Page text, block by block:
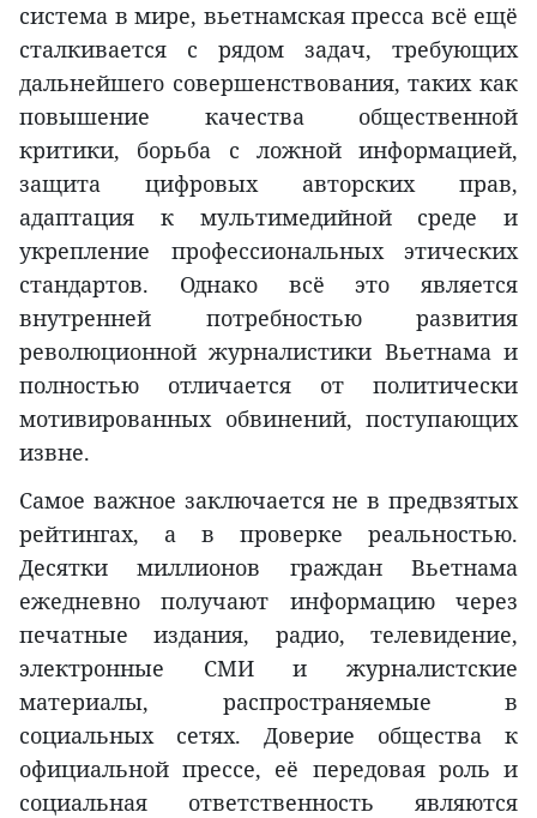
система в мире, вьетнамская пресса всё ещё
сталкивается с рядом задач, требующих
дальнейшего совершенствования, таких как
повышение качества общественной
критики, борьба с ложной информацией,
защита цифровых авторских прав,
адаптация к мультимедийной среде и
укрепление профессиональных этических
стандартов. Однако всё это является
внутренней потребностью развития
революционной журналистики Вьетнама и
полностью отличается от политически
мотивированных обвинений, поступающих
извне.
Самое важное заключается не в предвзятых
рейтингах, а в проверке реальностью.
Десятки миллионов граждан Вьетнама
ежедневно получают информацию через
печатные издания, радио, телевидение,
электронные СМИ и журналистские
материалы, распространяемые в
социальных сетях. Доверие общества к
официальной прессе, её передовая роль и
социальная ответственность являются